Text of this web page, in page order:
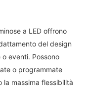
a LED offrono
del design
eventi. Possono
o programmate
massima flessibilità